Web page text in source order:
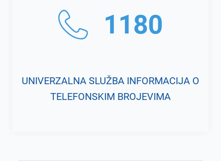
1180
UNIVERZALNA SLUŽBA INFORMACIJA O
TELEFONSKIM BROJEVIMA